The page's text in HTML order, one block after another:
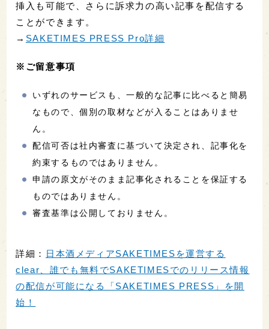
挿入も可能で、さらに訴求力の高い記事を配信する
ことができます。
→ SAKETIMES PRESS Pro詳細
※ご留意事項
いずれのサービスも、一般的な記事に比べると簡易
なもので、個別の取材などが入ることはありませ
ん。
配信可否は社内審査に基づいて決定され、記事化を
約束するものではありません。
申請の原文がそのまま記事化されることを保証する
ものではありません。
審査基準は公開しておりません。
詳細：
日本酒メディアSAKETIMESを運営する
clear、誰でも無料でSAKETIMESでのリリース情報
の配信が可能になる「SAKETIMES PRESS」を開
始！